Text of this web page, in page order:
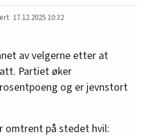
17.12.2025 10:32
av velgerne etter at
Partiet øker
og er jevnstort
omtrent på stedet hvil: